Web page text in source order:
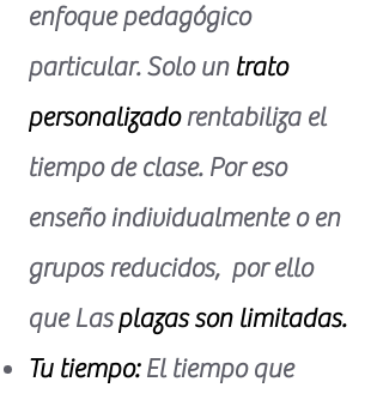
enfoque pedagógico
particular. Solo un trato
personalizadorentabiliza el
tiempo de clase. Por eso
enseño individualmente o en
grupos reducidos, por ello
que Lasplazas son limitadas.
Tu tiempo:El tiempo que